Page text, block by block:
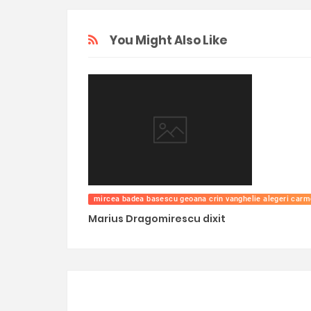
You Might Also Like
mircea badea basescu geoana crin vanghelie alegeri
Marius Dragomirescu dixit